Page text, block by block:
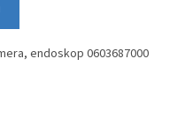
endoskop 0603687000